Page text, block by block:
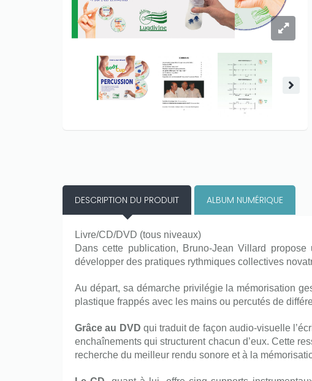
DESCRIPTION DU PRODUIT ALBUM NUMÉRIQUE
Livre/CD/DVD (tous niveaux)
Dans cette publication, Bruno-Jean Villard
développer des pratiques rythmiques collectives
Au départ, sa démarche privilégie la mémorisation
plastique frappés avec les mains ou percutés de
Grâce au DVD qui traduit de façon audio-visuelle
enchaînementsqui structurent chacun d’eux. Cette
recherche du meilleur rendu sonore et à la